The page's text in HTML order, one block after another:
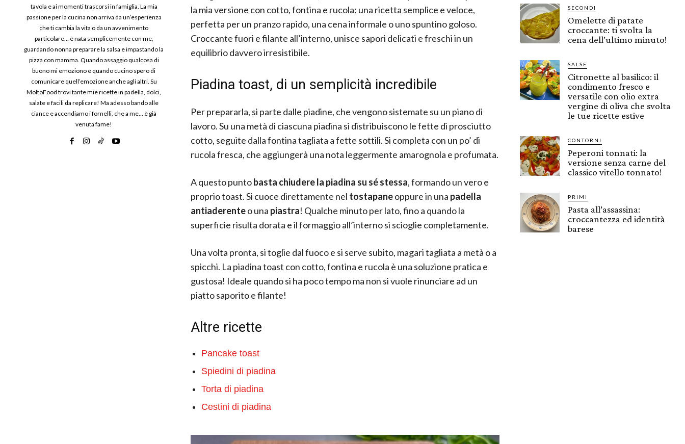
tavola e ai momenti trascorsi in famiglia. La mia
passione per la cucina non arriva da un’esperienza
che ti cambia la vita o da un avvenimento
particolare… è nata semplicemente con me,
guardando nonna preparare la salsa e impastando la
pizza con mamma. Quando assaggio qualcosa di
buono mi emoziono e quando cucino spero di
comunicare quell’emozione anche agli altri. Su
MoltoFood trovi tante mie ricette in padella, dolci,
salate e facili da replicare! Ma adesso bando alle
ciance e accendiamo i fornelli, che a me… è già
venuta fame!
la mia versione con cotto, fontina e rucola: una ricetta semplice e veloce,
perfetta per un pranzo rapido, una cena informale o uno spuntino goloso.
Croccante fuori e filante all’interno, unisce sapori delicati e freschi in un
equilibrio davvero irresistibile.
Piadina toast, di un semplicità incredibile
Per prepararla, si parte dalle piadine, che vengono sistemate su un piano di
lavoro. Su una metà di ciascuna piadina si distribuiscono le fette di prosciutto
cotto, seguite dalla fontina tagliata a fette sottili. Si completa con un po’ di
rucola fresca, che aggiungerà una nota leggermente amarognola e profumata.
A questo puntobasta chiudere la piadina su sé stessa, formando un vero e
proprio toast. Si cuoce direttamente nel tostapaneoppure in una padella
antiaderenteo una piastra! Qualche minuto per lato, fino a quando la
superficie risulta dorata e il formaggio all’interno si scioglie completamente.
Una volta pronta, si toglie dal fuoco e si serve subito, magari tagliata a metà o a
spicchi. La piadina toast con cotto, fontina e rucola è una soluzione pratica e
gustosa! Ideale quando si ha poco tempo ma non si vuole rinunciare ad un
piatto saporito e filante!
Altre ricette
Pancake toast
Spiedini di piadina
Torta di piadina
Cestini di piadina
SECONDI
Omelette di patate
croccante: ti svolta la
cena dell’ultimo minuto!
SALSE
Citronette al basilico: il
condimento fresco e
versatile con olio extra
vergine di oliva che svolta
le tue ricette estive
CONTORNI
Peperoni tonnati: la
versione senza carne del
classico vitello tonnato!
PRIMI
Pasta all’assassina:
croccantezza ed identità
barese